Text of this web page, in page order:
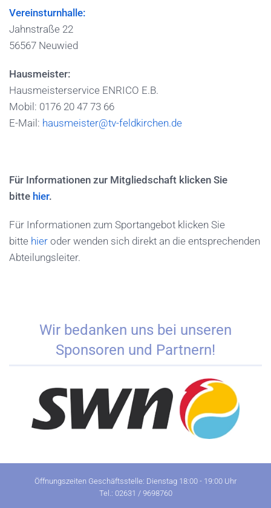
Vereinsturnhalle:
Jahnstraße 22
56567 Neuwied
Hausmeister:
Hausmeisterservice ENRICO E.B.
Mobil: 0176 20 47 73 66
E-Mail: hausmeister@tv-feldkirchen.de
Für Informationen zur Mitgliedschaft klicken Sie
bitte hier.
Für Informationen zum Sportangebot klicken Sie
bitte hier oder wenden sich direkt an die entsprechenden
Abteilungsleiter.
Wir bedanken uns bei unseren
Sponsoren und Partnern!
Öffnungszeiten Geschäftsstelle: Dienstag 18:00 - 19:00 Uhr
Tel.: 02631 / 9698760